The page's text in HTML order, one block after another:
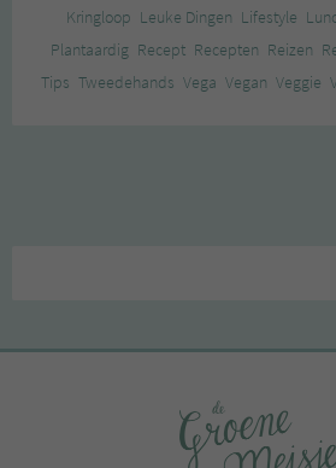
Kringloop Leuke Dingen Lifestyle
Plantaardig Recept Recepten Reizen
Tips Tweedehands Vega Vegan Veggie